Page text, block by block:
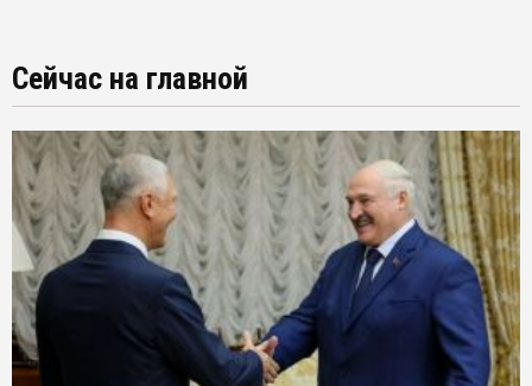
Сейчас на главной